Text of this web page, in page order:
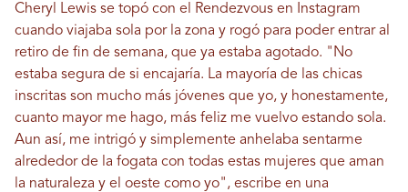
Cheryl Lewis se topó con el Rendezvous en Instagram
cuando viajaba sola por la zona y rogó para poder entrar al
retiro de fin de semana, que ya estaba agotado. "No
estaba segura de si encajaría. La mayoría de las chicas
inscritas son mucho más jóvenes que yo, y honestamente,
cuanto mayor me hago, más feliz me vuelvo estando sola.
Aun así, me intrigó y simplemente anhelaba sentarme
alrededor de la fogata con todas estas mujeres que aman
la naturaleza y el oeste como yo", escribe en una